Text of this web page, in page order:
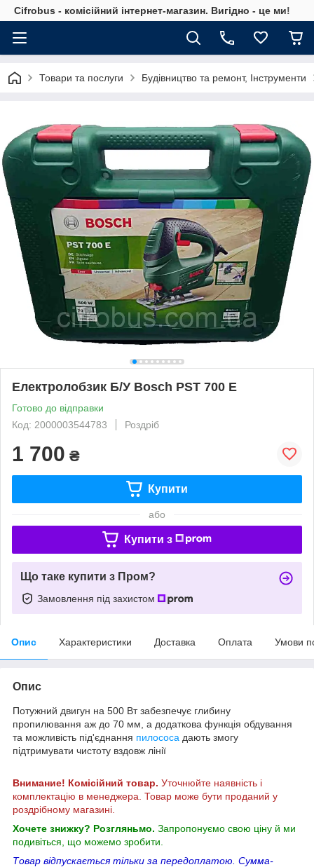
Cifrobus - комiсiйний iнтернет-магазин. Вигiдно - це ми!
Товари та послуги Будівництво та ремонт, Інструменти
Електролобзик Б/У Bosch PST 700 E
Готово до відправки
Код: 2000003544783
Роздріб
1 700 ₴
Купити
або
Купити з
Що таке купити з Пром?
Замовлення під захистом
Опис Характеристики Доставка Оплата Умови
Опис
Потужний двигун на 500 Вт забезпечує глибину
пропилювання аж до 70 мм, а додаткова функція обдування
та можливість під'єднання пилососа дають змогу
підтримувати чистоту вздовж лінії
Внимание! Комісійний товар. Уточнюйте наявність і
комплектацію в менеджера. Товар може бути проданий у
роздрібному магазині.
Хочете знижку? Розгляньмо. Запропонуємо свою ціну й ми
подивіться, що можемо зробити.
Товар відпускається тільки за передоплатою. Сумма-